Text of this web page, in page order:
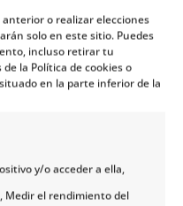
o realizar elecciones
solo en este sitio. Puedes
incluso retirar tu
la Política de cookies o
en la parte inferior de la
y/o acceder a ella,
Medir el rendimiento del
en coche o en
fiordos del sur con la
tachar ambas
para
año y ver el paisaje